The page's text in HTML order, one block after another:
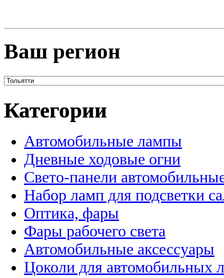
Ваш регион
Категории
Автомобильные лампы
Дневные ходовые огни
Свето-панели
Набор ламп для подсветки
Оптика, фары
Фары рабочего света
Автомобильные аксессуары
Цоколи для автомобильных